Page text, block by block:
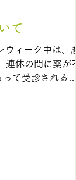
て
ィーク中は、暦
連休の間に薬が不
て受診されるこ